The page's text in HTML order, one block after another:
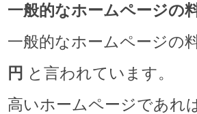
一般的なホームページの
一般的なホームページの
円 と言われています。
高いホームページであれ